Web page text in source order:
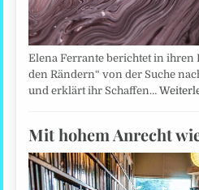
Elena Ferrante berichtet in ihren
den Rändern“ von der Suche
und erklärt ihr Schaffen…
Mit hohem Anrecht